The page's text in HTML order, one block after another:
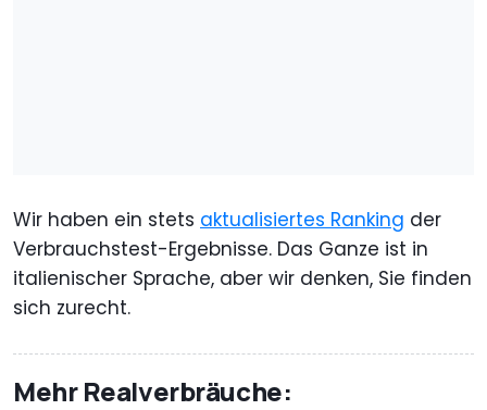
Wir haben ein stets aktualisiertes Ranking der
Verbrauchstest-Ergebnisse. Das Ganze ist in
italienischer Sprache, aber wir denken, Sie finden
sich zurecht.
Mehr Realverbräuche: